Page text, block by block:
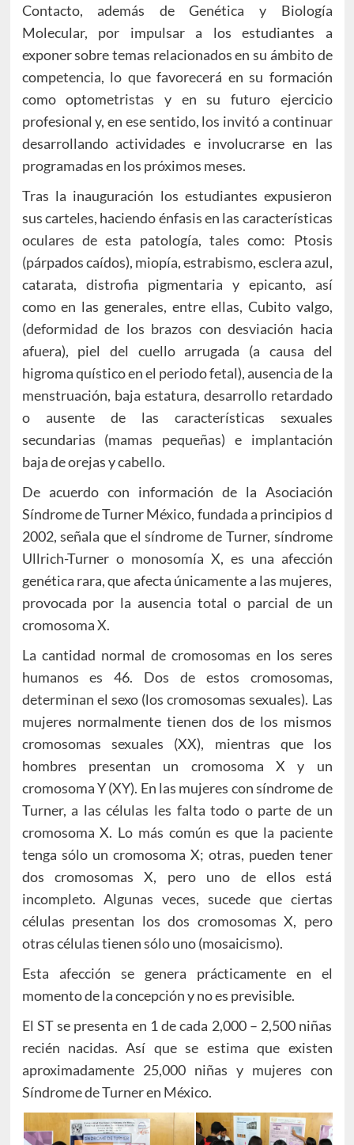
Contacto, además de Genética y Biología
Molecular, por impulsar a los estudiantes a
exponer sobre temas relacionados en su ámbito de
competencia, lo que favorecerá en su formación
como optometristas y en su futuro ejercicio
profesional y, en ese sentido, los invitó a continuar
desarrollando actividades e involucrarse en las
programadas en los próximos meses.
Tras la inauguración los estudiantes expusieron
sus carteles, haciendo énfasis en las características
oculares de esta patología, tales como: Ptosis
(párpados caídos), miopía, estrabismo, esclera azul,
catarata, distrofia pigmentaria y epicanto, así
como en las generales, entre ellas, Cubito valgo,
(deformidad de los brazos con desviación hacia
afuera), piel del cuello arrugada (a causa del
higroma quístico en el periodo fetal), ausencia de la
menstruación, baja estatura, desarrollo retardado
o ausente de las características sexuales
secundarias (mamas pequeñas) e implantación
baja de orejas y cabello.
De acuerdo con información de la Asociación
Síndrome de Turner México, fundada a principios d
2002, señala que el síndrome de Turner, síndrome
Ullrich-Turner o monosomía X, es una afección
genética rara, que afecta únicamente a las mujeres,
provocada por la ausencia total o parcial de un
cromosoma X.
La cantidad normal de cromosomas en los seres
humanos es 46. Dos de estos cromosomas,
determinan el sexo (los cromosomas sexuales). Las
mujeres normalmente tienen dos de los mismos
cromosomas sexuales (XX), mientras que los
hombres presentan un cromosoma X y un
cromosoma Y (XY). En las mujeres con síndrome de
Turner, a las células les falta todo o parte de un
cromosoma X. Lo más común es que la paciente
tenga sólo un cromosoma X; otras, pueden tener
dos cromosomas X, pero uno de ellos está
incompleto. Algunas veces, sucede que ciertas
células presentan los dos cromosomas X, pero
otras células tienen sólo uno (mosaicismo).
Esta afección se genera prácticamente en el
momento de la concepción y no es previsible.
El ST se presenta en 1 de cada 2,000 – 2,500 niñas
recién nacidas. Así que se estima que existen
aproximadamente 25,000 niñas y mujeres con
Síndrome de Turner en México.